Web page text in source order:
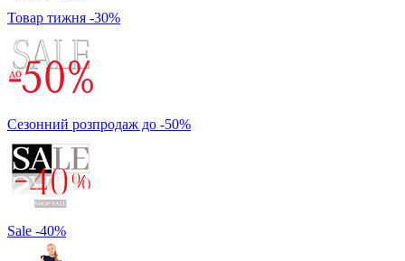
Товар тижня -30%
Сезонний розпродаж до -50%
Sale -40%